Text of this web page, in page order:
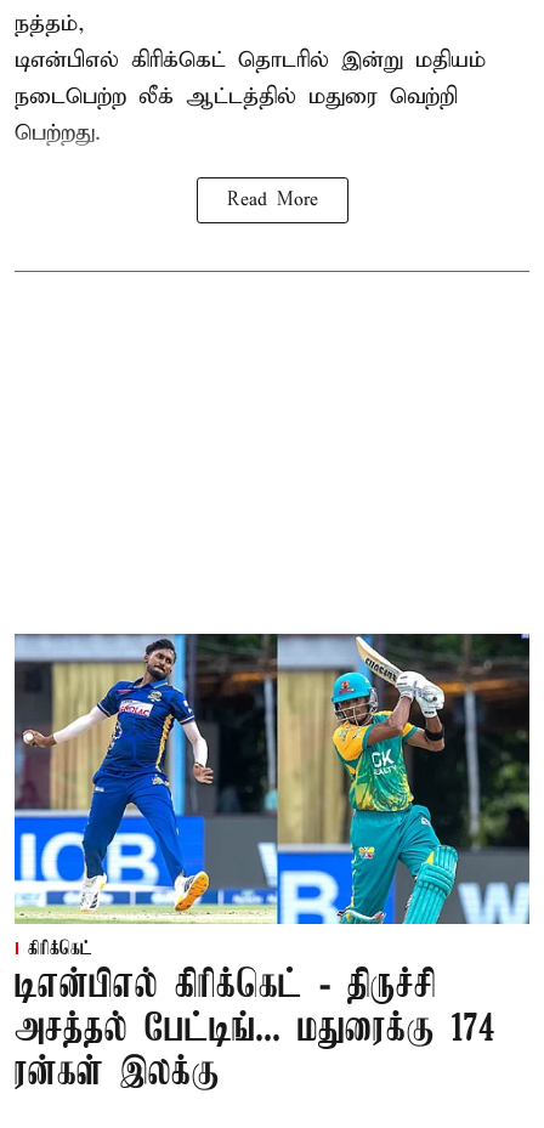
நத்தம்,
டிஎன்பிஎல் கிரிக்கெட் தொடரில் இன்று மதியம்
நடைபெற்ற லீக் ஆட்டத்தில் மதுரை வெற்றி
பெற்றது.
Read More
கிரிக்கெட்
டிஎன்பிஎல் கிரிக்கெட் - திருச்சி
அசத்தல் பேட்டிங்... மதுரைக்கு 174
ரன்கள் இலக்கு